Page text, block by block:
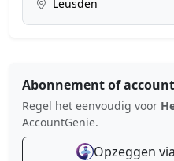
Leusden
Abonnement of
Regel het eenvoudig voor
AccountGenie.
Opzeggen